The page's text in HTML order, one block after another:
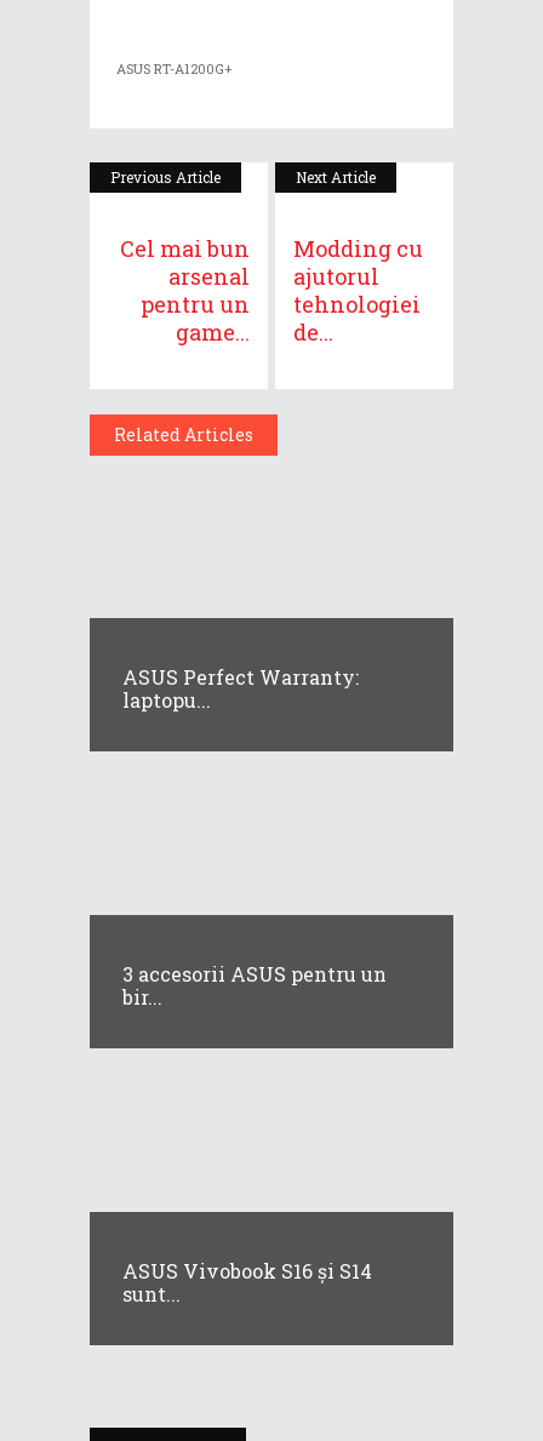
ASUS RT-A1200G+
Previous Article
Cel mai bun
arsenal
pentru un
game...
Next Article
Modding cu
ajutorul
tehnologiei
de...
Related Articles
ASUS Perfect Warranty:
laptopu...
3 accesorii ASUS pentru un
bir...
ASUS Vivobook S16 și S14
sunt...